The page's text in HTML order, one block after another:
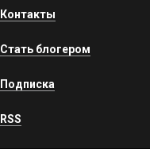
Контакты
Стать блогером
Подписка
RSS